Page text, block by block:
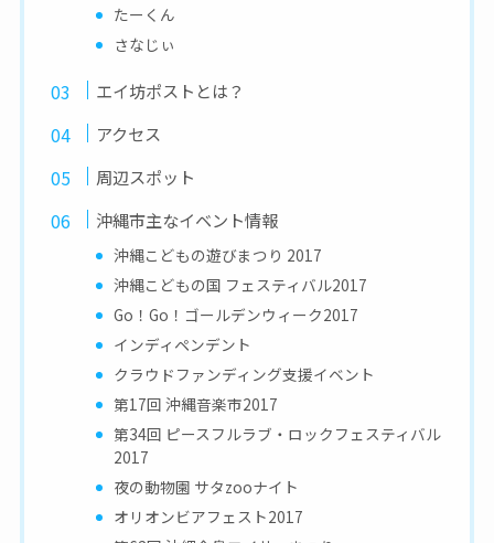
たーくん
さなじぃ
エイ坊ポストとは？
アクセス
周辺スポット
沖縄市主なイベント情報
沖縄こどもの遊びまつり 2017
沖縄こどもの国 フェスティバル2017
Go！Go！ゴールデンウィーク2017
インディペンデント
クラウドファンディング支援イベント
第17回 沖縄音楽市2017
第34回 ピースフルラブ・ロックフェスティバル
2017
夜の動物園 サタzooナイト
オリオンビアフェスト2017